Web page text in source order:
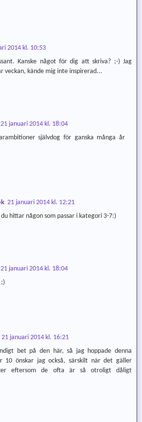
2014 kl. 10:53
Kanske något för dig att skriva? ;-) Jag
veckan, kände mig inte inspirerad...
21 januari 2014 kl. 18:04
självdog för ganska många år
21 januari 2014 kl. 12:21
hittar någon som passar i kategori 3-7:)
21 januari 2014 kl. 18:04
;)
21 januari 2014 kl. 16:21
bet på den här, så jag hoppade denna
10 önskar jag också, särskilt när det gäller
eftersom de ofta är så otroligt dåligt